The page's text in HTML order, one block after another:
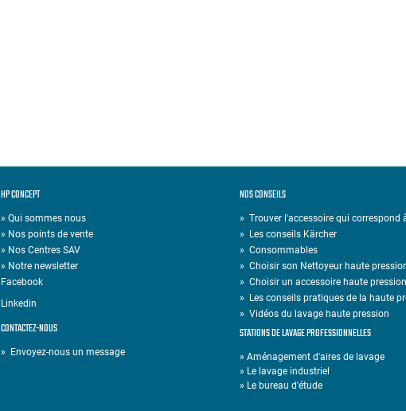
HP CONCEPT
» Qui sommes nous
» Nos points de vente
» Nos Centres SAV
» Notre newsletter
Facebook
Linkedin
CONTACTEZ-NOUS
» Envoyez-nous un message
NOS CONSEILS
» Trouver l'accessoire qui correspond
» Les conseils Kärcher
» Consommables
» Choisir son Nettoyeur haute
» Choisir un accessoire haute
» Les conseils pratiques de la haute
» Vidéos du lavage haute pression
STATIONS DE LAVAGE PROFESSIONNELLES
» Aménagement d'aires de lavage
» Le lavage industriel
» Le bureau d'étude